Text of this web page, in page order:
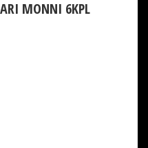
MONNI 6KPL